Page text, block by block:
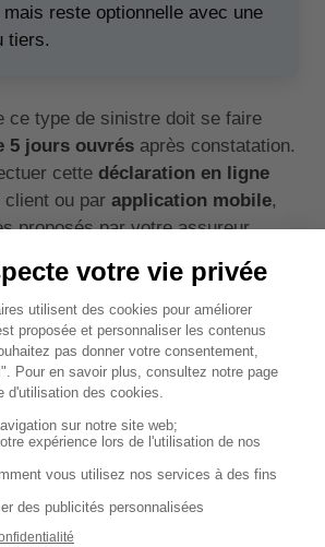
reste optionnelle avec une
tiers.
ce type de sinistre doit se faire
5 jours ouvrésaprès constatation.
cette déclaration en ligne
ou par application mobile,
proposés par votre assureur.
: prise en
remplacement
endommagés
glace est une
protection
contrat d'assurance auto. Elle
en cas de dommages sur le